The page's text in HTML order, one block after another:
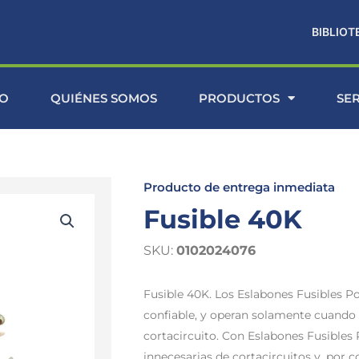
QUIÉNES SOMOS PRODUCTOS
Producto de entrega inmediata
Fusible 40K
SKU: 0102024076
Fusible 40K. Los Eslabones Fusibles
confiable, y operan solamente
cortacircuito. Con Eslabones